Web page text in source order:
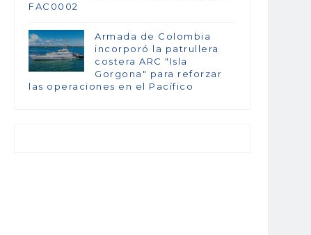
FAC0002
Armada de Colombia
incorporó la patrullera
costera ARC "Isla
Gorgona" para reforzar
las operaciones en el Pacífico